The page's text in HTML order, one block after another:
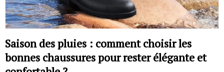
Saison des pluies : comment choisir les
bonnes chaussures pour rester élégante et